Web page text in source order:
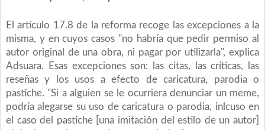
El artículo 17.8 de la reforma recoge las excepciones a la
misma, y en cuyos casos "no habría que pedir permiso al
autor original de una obra, ni pagar por utilizarla", explica
Adsuara. Esas excepciones son: las citas, las críticas, las
reseñas y los usos a efecto de caricatura, parodia o
pastiche. "Si a alguien se le ocurriera denunciar un meme,
podría alegarse su uso de caricatura o parodia, inlcuso en
el caso del pastiche [una imitación del estilo de un autor]